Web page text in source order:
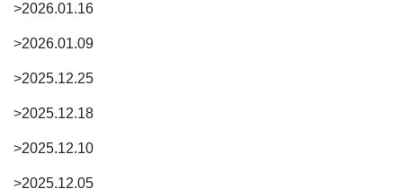
>2026.01.16
>2026.01.09
>2025.12.25
>2025.12.18
>2025.12.10
>2025.12.05